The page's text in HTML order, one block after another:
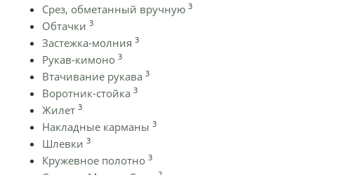
Срез, обметанный вручную 3
Обтачки 3
Застежка-молния 3
Рукав-кимоно 3
Втачивание рукава 3
Воротник-стойка 3
Жилет 3
Накладные карманы 3
Шлевки 3
Кружевное полотно 3